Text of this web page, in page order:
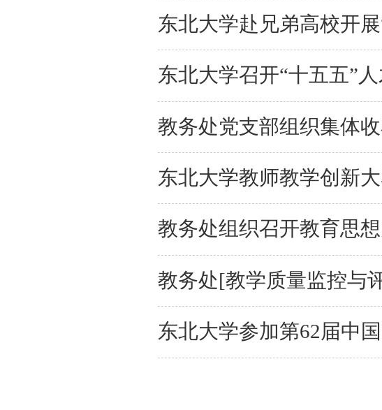
东北大学赴兄弟高校开
东北大学召开“十五五”
教务处党支部组织集体
东北大学教师教学创新
教务处组织召开教育思
教务处[教学质量监控与
东北大学参加第62届中